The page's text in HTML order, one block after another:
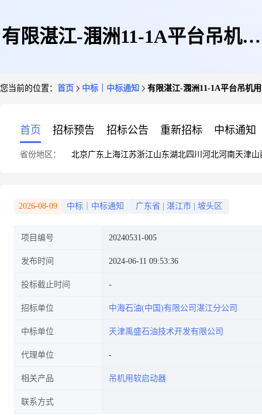
有限湛江-涠洲11-1A平台吊机用
您当前的位置： 首页 中标｜中标通知 有限湛江-涠洲11-1A平台吊机
首页 招标预告 招标公告 重新招标 中标通知
省份地区： 北京广东 上海江苏浙江山东湖北四川 河北河南天津山
2026-08-09 中标｜中标通知 广东省 湛江市 坡头区
项目编号 20240531-005
发布时间 2024-06-11 09:53:36
投标截止时间
招标单位 中海石油(中国)有限公司湛江分公司
中标单位 天津禹盛石油技术开发有限公司
代理单位
相关产品 吊机用软启动器
联系方式